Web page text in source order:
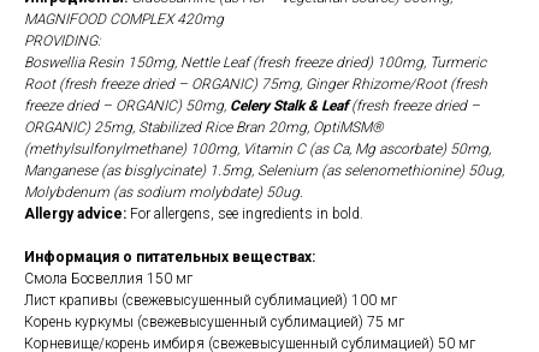
MAGNIFOOD COMPLEX 420mg
PROVIDING:
Boswellia Resin 150mg, Nettle Leaf (fresh freeze dried) 100mg, Turmeric
Root (fresh freeze dried – ORGANIC) 75mg, Ginger Rhizome/Root (fresh
freeze dried – ORGANIC) 50mg, Celery Stalk & Leaf(fresh freeze dried –
ORGANIC) 25mg, Stabilized Rice Bran 20mg, OptiMSM®
(methylsulfonylmethane) 100mg, Vitamin C (as Ca, Mg ascorbate) 50mg,
Manganese (as bisglycinate) 1.5mg, Selenium (as selenomethionine) 50ug,
Molybdenum (as sodium molybdate) 50ug.
Allergy advice: For allergens, see ingredients in bold.
Информация о питательных веществах:
Смола Босвеллия 150 мг
Лист крапивы (свежевысушенный сублимацией) 100 мг
Корень куркумы (свежевысушенный сублимацией) 75 мг
Корневище/корень имбиря (свежевысушенный сублимацией) 50 мг